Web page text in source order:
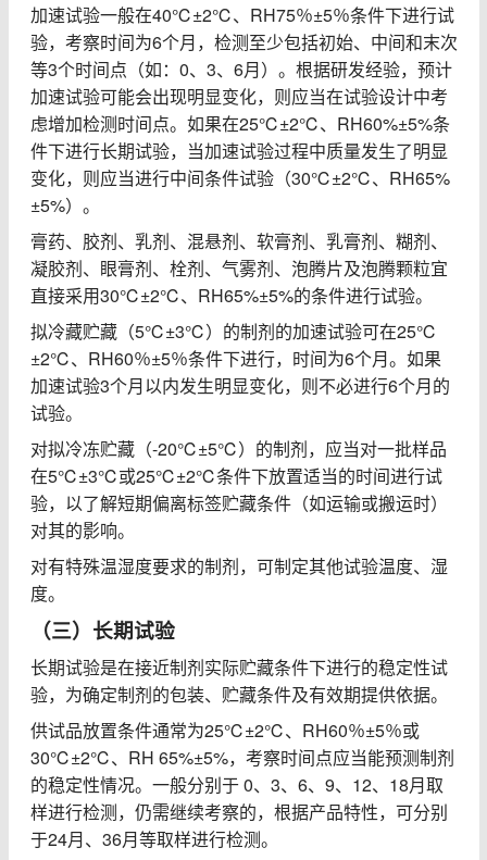
加速试验一般在40℃±2℃、 RH75％±5％条件下进行试
验，考察时间为6个月，检测至少包括初始、中间和末次
等3个时间点（如： 0、 3、 6月）。根据研发经验，预计
加速试验可能会出现明显变化，则应当在试验设计中考
虑增加检测时间点。如果在25℃±2℃、 RH60%±5%条
件下进行长期试验，当加速试验过程中质量发生了明显
变化，则应当进行中间条件试验（30℃±2℃、 RH65%
±5%）。
膏药、胶剂、乳剂、混悬剂、软膏剂、乳膏剂、糊剂、
凝胶剂、眼膏剂、栓剂、气雾剂、泡腾片及泡腾颗粒宜
直接采用30℃±2℃、 RH65%±5%的条件进行试验。
拟冷藏贮藏（5℃±3℃）的制剂的加速试验可在25℃
±2℃、 RH60％±5％条件下进行，时间为6个月。如果
加速试验3个月以内发生明显变化，则不必进行6个月的
试验。
对拟冷冻贮藏（-20℃±5℃）的制剂，应当对一批样品
在5℃±3℃或25℃±2℃条件下放置适当的时间进行试
验，以了解短期偏离标签贮藏条件（如运输或搬运时）
对其的影响。
对有特殊温湿度要求的制剂，可制定其他试验温度、湿
度。
（三）长期试验
长期试验是在接近制剂实际贮藏条件下进行的稳定性试
验，为确定制剂的包装、贮藏条件及有效期提供依据。
供试品放置条件通常为25℃±2℃、 RH60％±5％或
30℃±2℃、 RH 65%±5%，考察时间点应当能预测制剂
的稳定性情况。一般分别于0、 3、 6、 9、 12、 18月取
样进行检测，仍需继续考察的，根据产品特性，可分别
于24月、 36月等取样进行检测。